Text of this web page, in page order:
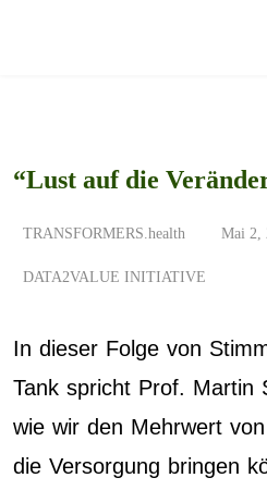
“Lust auf die
TRANSFORMERS.health Mai 2,
DATA2VALUE INITIATIVE
In dieser Folge von
Tank spricht Prof. Martin
wie wir den Mehrwert
die Versorgung bringen